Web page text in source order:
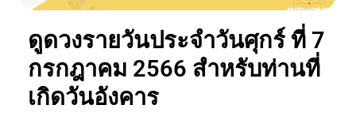
ดูดวงรายวันประจำวันศุกร์ ที่ 7
กรกฎาคม 2566 สำหรับท่านที่
เกิดวันอังคาร